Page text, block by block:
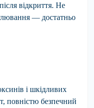
відкриття. Не
— достатньо
і шкідливих
повністю безпечний